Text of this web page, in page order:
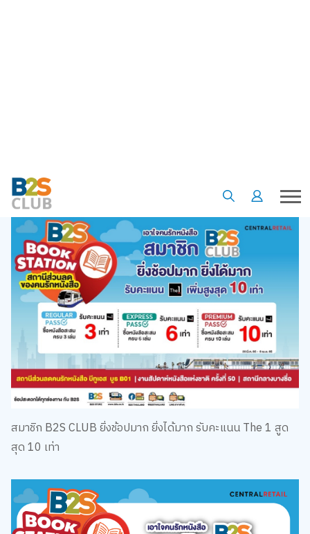
22 มี.ค. 65
สมาชิก B2S CLUB ยิ่งช้อปมาก ยิ่งได้มาก รับคะแนน The 1 สูด
สุด 10 เท่า